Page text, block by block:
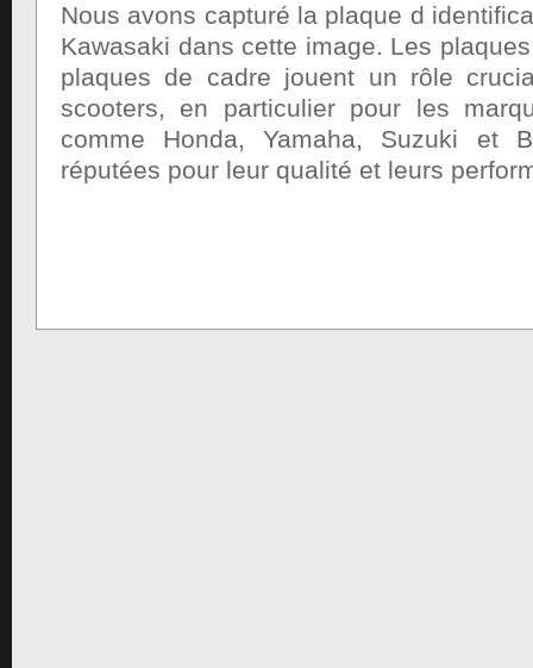
Nous avons capturé la plaque d
Kawasaki dans cette image. Les
plaques de cadre jouent un rôle
scooters, en particulier pour les
comme Honda, Yamaha, Suzuki et
réputées pour leur qualité et leurs